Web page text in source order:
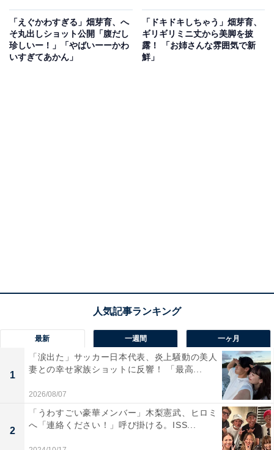
「えぐかわすぎる」畑芽育、へ
そ丸出しショット公開「腹だし
珍しいー！」「やばいーーかわ
いすぎてあかん」
「ドキドキしちゃう」畑芽育、
ギリギリミニ丈から美脚を披
露！ 「お姉さんな雰囲気で新
鮮」
最新 一週間 一ヶ月
1
「涙出た」サッカー日本代表、炎上騒動の美人
妻との幸せ家族ショットに反響！ 「最高...
2026/08/07
2
「うわすごい豪華メンバー」木梨憲武、ヒロミ
へ「連絡ください！」呼び掛ける。ISS...